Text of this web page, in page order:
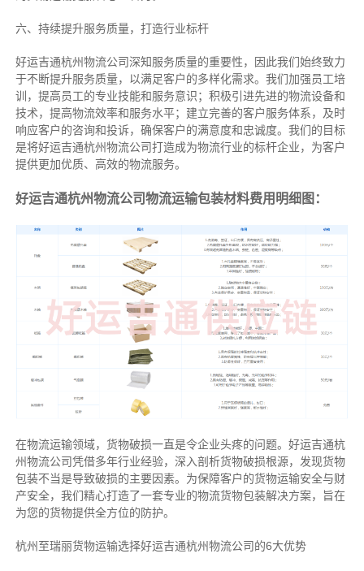
六、持续提升服务质量，打造行业标杆
好运吉通杭州物流公司深知服务质量的重要性，因此我们始终致力
于不断提升服务质量，以满足客户的多样化需求。我们加强员工培
训，提高员工的专业技能和服务意识；积极引进先进的物流设备和
技术，提高物流效率和服务水平；建立完善的客户服务体系，及时
响应客户的咨询和投诉，确保客户的满意度和忠诚度。我们的目标
是将好运吉通杭州物流公司打造成为物流行业的标杆企业，为客户
提供更加优质、高效的物流服务。
好运吉通杭州物流公司物流运输包装材料费用明细图：
在物流运输领域，货物破损一直是令企业头疼的问题。好运吉通杭
州物流公司凭借多年行业经验，深入剖析货物破损根源，发现货物
包装不当是导致破损的主要因素。为保障客户的货物运输安全与财
产安全，我们精心打造了一套专业的物流货物包装解决方案，旨在
为您的货物提供全方位的防护。
杭州至瑞丽货物运输选择好运吉通杭州物流公司的6大优势